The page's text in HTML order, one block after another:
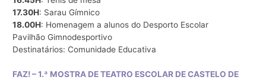
17.30H: Sarau Gímnico
18.00H: Homenagem a alunos do Desporto Escolar
Pavilhão Gimnodesportivo
Destinatários: Comunidade Educativa
FAZ! – 1.ª MOSTRA DE TEATRO ESCOLAR DE CASTELO DE